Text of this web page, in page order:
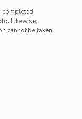
completed,
Likewise,
cannot be taken